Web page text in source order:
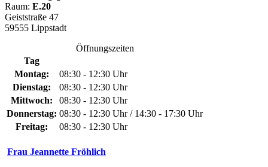
Raum: E.20
Geiststraße 47
59555 Lippstadt
Öffnungszeiten
Tag
Montag:
08:30 - 12:30 Uhr
Dienstag:
08:30 - 12:30 Uhr
Mittwoch:
08:30 - 12:30 Uhr
Donnerstag: 08:30 - 12:30 Uhr / 14:30 - 17:30 Uhr
Freitag:
08:30 - 12:30 Uhr
Frau Jeannette Fröhlich